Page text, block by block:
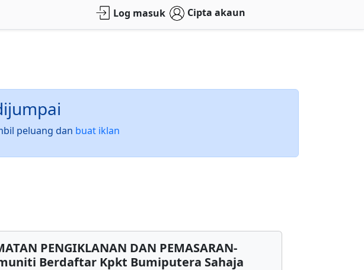
Log masuk Cipta akaun
peluang dan buat iklan
PENGIKLANAN DAN PEMASARAN-
Berdaftar Kpkt Bumiputera Sahaja